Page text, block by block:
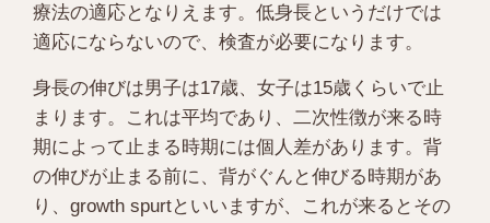
療法の適応となりえます。低身長というだけでは
適応にならないので、検査が必要になります。
身長の伸びは男子は17歳、女子は15歳くらいで止
まります。これは平均であり、二次性徴が来る時
期によって止まる時期には個人差があります。背
の伸びが止まる前に、背がぐんと伸びる時期があ
り、growth spurtといいますが、これが来るとその